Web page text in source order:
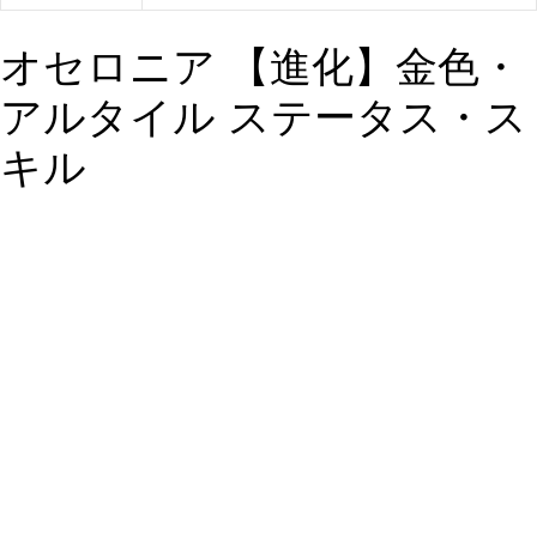
オセロニア 【進化】金色・
アルタイル ステータス・ス
キル